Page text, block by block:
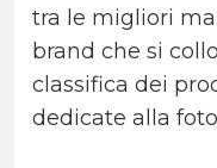
tra le migliori
brand che si
classifica dei
dedicate alla